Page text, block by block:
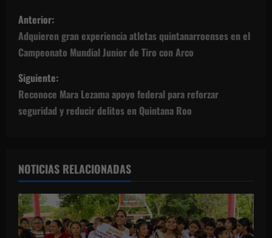
N
a
v
e
g
c
i
ó
Anterior:
Adquieren gran experiencia atletas quintanarroenses en el
Campeonato Mundial Junior de Tiro con Arco
Siguiente:
Reconoce Mara Lezama apoyo federal para reforzar
seguridad y reducir delitos en Quintana Roo
NOTICIAS RELACIONADAS